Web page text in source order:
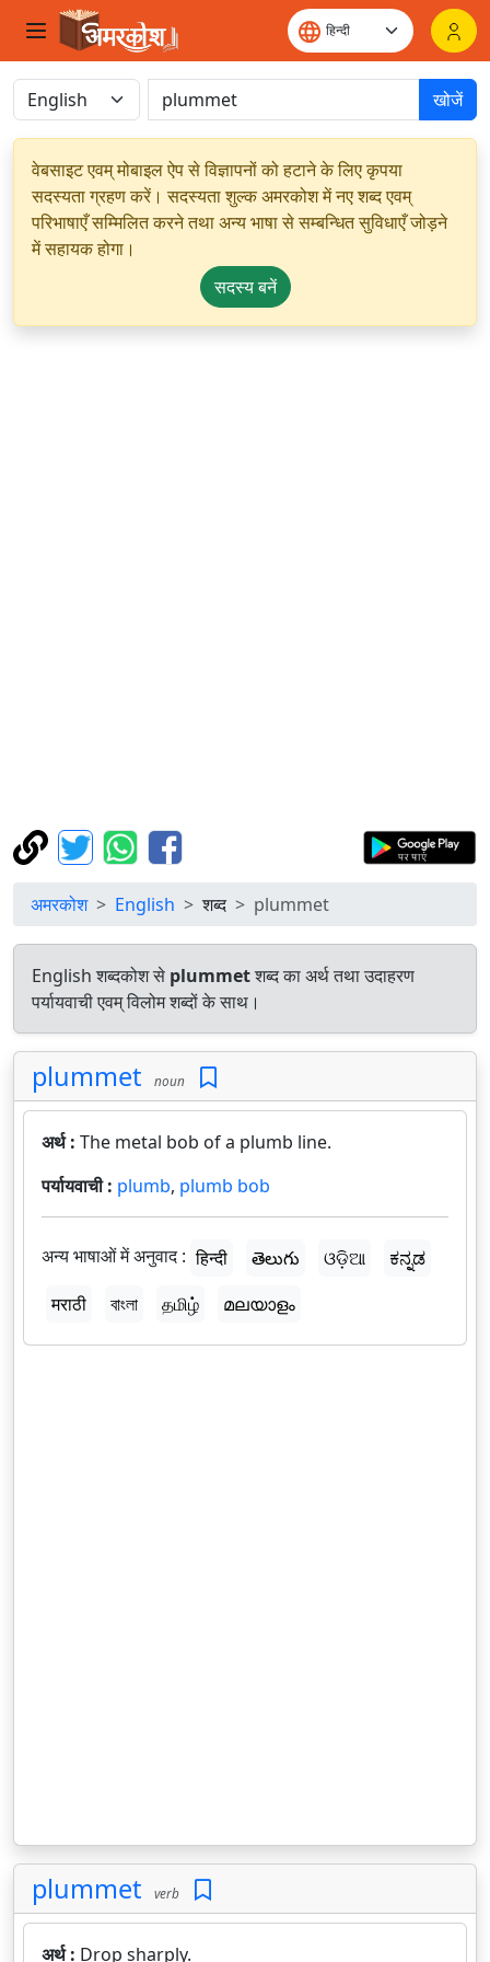
खोजें
वेबसाइट एवम् मोबाइल ऐप से विज्ञापनों को हटाने के लिए कृपया
सदस्यता ग्रहण करें। सदस्यता शुल्क अमरकोश में नए शब्द एवम्
परिभाषाएँ सम्मिलित करने तथा अन्य भाषा से सम्बन्धित सुविधाएँ जोड़ने
में सहायक होगा।
सदस्य बनें
अमरकोश English शब्द plummet
English शब्दकोश से plummetशब्द का अर्थ तथा उदाहरण
पर्यायवाची एवम् विलोम शब्दों के साथ।
plummet noun
अर्थ : The metal bob of a plumb line.
पर्यायवाची : plumb, plumb bob
अन्य भाषाओं में अनुवाद : हिन्दी తెలుగు ଓଡ଼ିଆ
ಕನ್ನಡ
मराठी
বাংলা தமிழ் മലയാളം
plummet verb
अर्थ : Drop sharply.